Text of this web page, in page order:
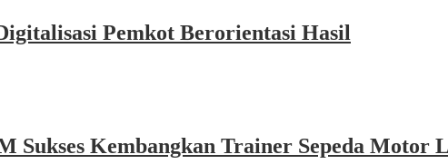
Pemkot Berorientasi Hasil
Sukses Kembangkan Trainer Sepeda